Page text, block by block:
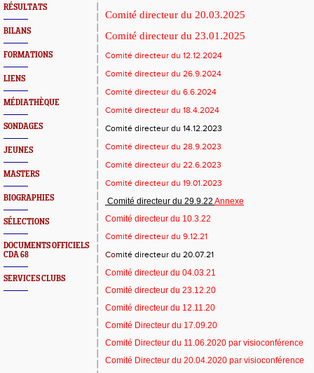
RÉSULTATS
BILANS
FORMATIONS
LIENS
MÉDIATHÈQUE
SONDAGES
JEUNES
MASTERS
BIOGRAPHIES
SÉLECTIONS
DOCUMENTS OFFICIELS
CDA 68
SERVICES CLUBS
Comité directeur du 20.03.2025
Comité directeur du 23.01.2025
Comité directeur du 12.12.2024
Comité directeur du 26.9.2024
Comité directeur du 6.6.2024
Comité directeur du 18.4.2024
Comité directeur du 14.12.2023
Comité directeur du 28.9.2023
Comité directeur du 22.6.2023
Comité directeur du 19.01.2023
Comité directeur du 29.9.22 Annexe
Comité directeur du 10.3.22
Comité directeur du 9.12.21
Comité directeur du 20.07.21
Comité directeur du 04.03.21
Comité directeur du 23.12.20
Comité directeur du 12.11.20
Comité Directeur du 17.09.20
Comité Directeur du 11.06.2020 par visioconférence
Comité Directeur du 20.04.2020 par visioconférence